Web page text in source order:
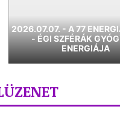
2026.07.07. - A 77
- ÉGI SZFÉRÁK
ENERGIÁJA